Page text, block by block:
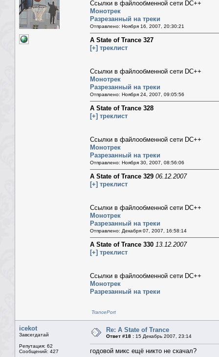
Ссылки в файлообменной сети DC++
Монотрек
Разрезанный на треки
Отправлено: Ноября 16, 2007, 20:30:21
A State of Trance 327
[+] треклист
Ссылки в файлообменной сети DC++
Монотрек
Разрезанный на треки
Отправлено: Ноября 24, 2007, 09:05:56
A State of Trance 328
[+] треклист
Ссылки в файлообменной сети DC++
Монотрек
Разрезанный на треки
Отправлено: Ноября 30, 2007, 08:56:06
A State of Trance 329 06.12.2007
[+] треклист
Ссылки в файлообменной сети DC++
Монотрек
Разрезанный на треки
Отправлено: Декабря 07, 2007, 16:58:14
A State of Trance 330 13.12.2007
[+] треклист
Ссылки в файлообменной сети DC++
Монотрек
Разрезанный на треки
TrancePort
icekot
Завсегдатай
Репутация: 62
Сообщений: 427
Re: A State of Trance
Ответ #18 : 15 Декабрь 2007, 23:14
годовой микс ещё никто не скачал?